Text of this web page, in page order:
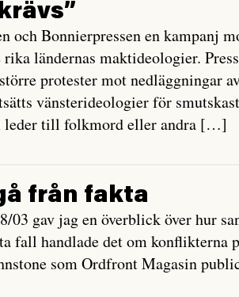
och Bonnierpressen en kampanj
ländernas maktideologier.
protester mot nedläggningar
vänsterideologier för
leder till folkmord eller andra […]
från fakta
gav jag en överblick över hur
fall handlade det om konflikterna
som Ordfront Magasin